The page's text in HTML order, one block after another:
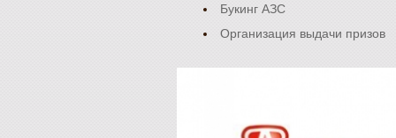
Букинг АЗС
Организация выдачи призов